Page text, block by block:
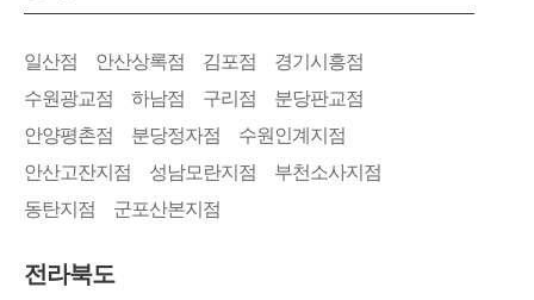
일산점 안산상록점 김포점
경기시흥점
수원광교점
하남점 구리점
분당판교점
안양평촌점
분당정자점
수원인계지점
안산고잔지점
성남모란지점
부천소사지점
동탄지점
군포산본지점
전라북도